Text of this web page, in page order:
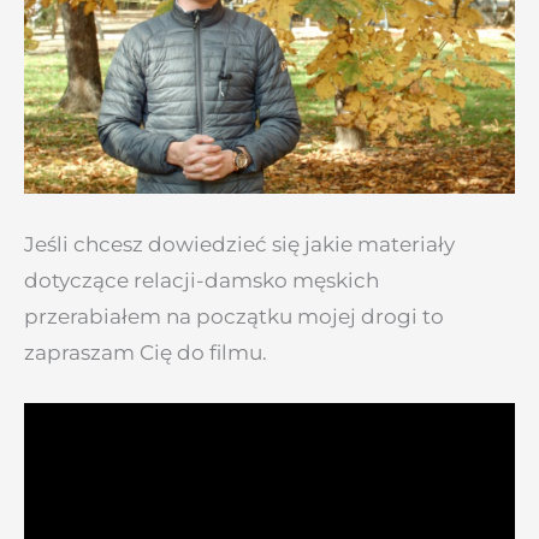
Jeśli chcesz dowiedzieć się jakie materiały
dotyczące relacji-damsko męskich
przerabiałem na początku mojej drogi to
zapraszam Cię do filmu.